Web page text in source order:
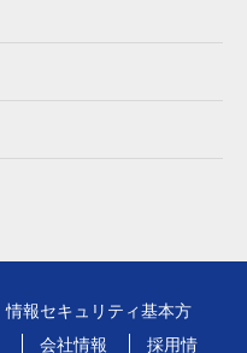
情報セキュリティ基本方
会社情報 採用情